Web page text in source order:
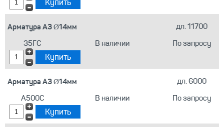
Арматура А3 Ø14мм
дл. 11700
35ГС
В наличии По запросу
Арматура А3 Ø14мм
дл. 6000
А500С
В наличии По запросу